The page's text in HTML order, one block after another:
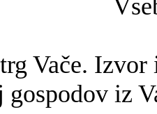
Vače.
iz